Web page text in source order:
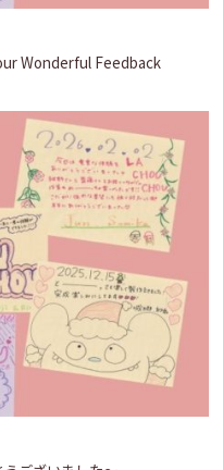
Wonderful Feedback